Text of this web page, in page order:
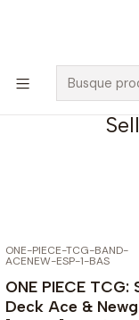
🚀 ¡Despachamos a
$100.000 y a RM
Juegos de
ONE-PIECE-TCG-BAND-
ACENEW-ESP-1-BAS
ONE PIECE TCG:
Deck Ace &